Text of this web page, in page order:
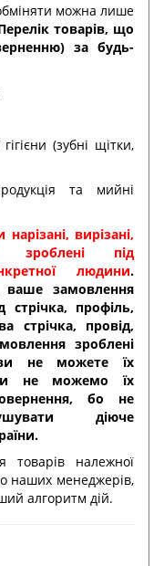
можна лише
товарів, що
за будь-
(зубні щітки,
та мийні
вирізані,
зроблені під
людини.
замовлення
стрічка, профіль,
стрічка, провід,
зроблені
не можете їх
не можемо їх
бо не
діюче
товарів належної
наших менеджерів,
алгоритм дій.